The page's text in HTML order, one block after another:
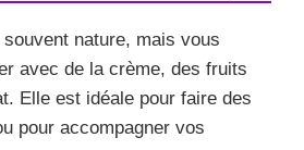
nature, mais vous
avec de la crème, des fruits
Elle est idéale pour faire des
pour accompagner vos